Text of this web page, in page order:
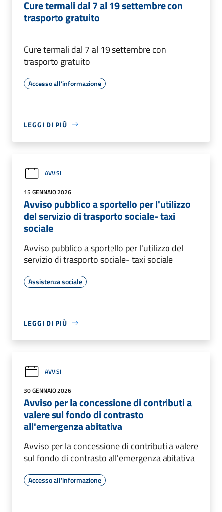
Cure termali dal 7 al 19 settembre con
trasporto gratuito
Cure termali dal 7 al 19 settembre con
trasporto gratuito
Accesso all'informazione
LEGGI DI PIÙ
AVVISI
15 GENNAIO 2026
Avviso pubblico a sportello per l'utilizzo
del servizio di trasporto sociale- taxi
sociale
Avviso pubblico a sportello per l'utilizzo del
servizio di trasporto sociale- taxi sociale
Assistenza sociale
LEGGI DI PIÙ
AVVISI
30 GENNAIO 2026
Avviso per la concessione di contributi a
valere sul fondo di contrasto
all'emergenza abitativa
Avviso per la concessione di contributi a valere
sul fondo di contrasto all'emergenza abitativa
Accesso all'informazione